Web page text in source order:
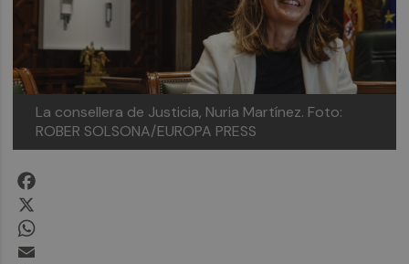
La consellera de Justicia, Nuria Martínez. Foto:
ROBER SOLSONA/EUROPA PRESS